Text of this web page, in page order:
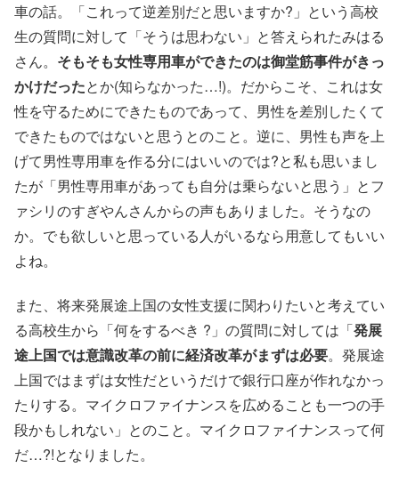
車の話。「これって逆差別だと思いますか?」という高校
生の質問に対して「そうは思わない」と答えられたみはる
さん。 そもそも女性専用車ができたのは御堂筋事件がきっ
かけだったとか(知らなかった…!)。だからこそ、これは女
性を守るためにできたものであって、男性を差別したくて
できたものではないと思うとのこと。逆に、男性も声を上
げて男性専用車を作る分にはいいのでは?と私も思いまし
たが「男性専用車があっても自分は乗らないと思う」とフ
ァシリのすぎやんさんからの声もありました。そうなの
か。でも欲しいと思っている人がいるなら用意してもいい
よね。
また、将来発展途上国の女性支援に関わりたいと考えてい
る高校生から「何をするべき ?」の質問に対しては「発展
途上国では意識改革の前に経済改革がまずは必要。発展途
上国ではまずは女性だというだけで銀行口座が作れなかっ
たりする。マイクロファイナンスを広めることも一つの手
段かもしれない」とのこと。マイクロファイナンスって何
だ…?!となりました。